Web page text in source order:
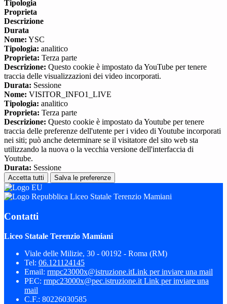
Tipologia
Proprieta
Descrizione
Durata
Nome: YSC
Tipologia: analitico
Proprieta: Terza parte
Descrizione: Questo cookie è impostato da YouTube per tenere
traccia delle visualizzazioni dei video incorporati.
Durata: Sessione
Nome: VISITOR_INFO1_LIVE
Tipologia: analitico
Proprieta: Terza parte
Descrizione: Questo cookie è impostato da Youtube per tenere
traccia delle preferenze dell'utente per i video di Youtube incorporati
nei siti; può anche determinare se il visitatore del sito web sta
utilizzando la nuova o la vecchia versione dell'interfaccia di
Youtube.
Durata: Sessione
Accetta tutti Salva le preferenze
Liceo Statale Terenzio Mamiani
Contatti
Liceo Statale Terenzio Mamiani
Viale delle Milizie, 30 - 00192 - Roma (RM)
Tel: 06.121124145
Email: rmpc23000x@istruzione.itLink per inviare una mail
PEC: rmpc23000x@pec.istruzione.it Link per inviare una
mail
C.F.: 80226030585